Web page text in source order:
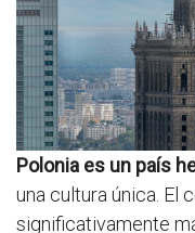
Polonia es un país
una cultura única. El
significativamente